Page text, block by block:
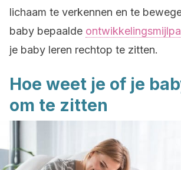
lichaam te verkennen en te
baby bepaalde
je baby leren rechtop te zitten.
Hoe weet je of je
om te zitten